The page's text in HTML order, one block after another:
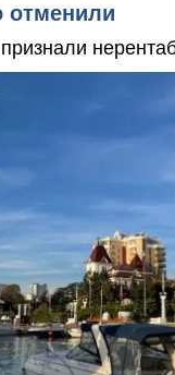
отменили